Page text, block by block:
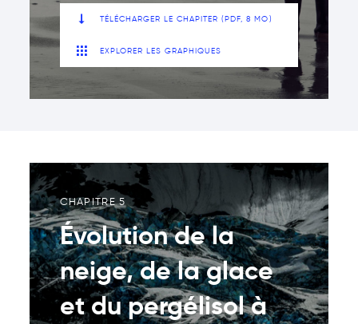
TÉLÉCHARGER LE CHAPITER (PDF, 8 MO)
EXPLORER LES GRAPHIQUES
CHAPITRE 5
Évolution de la
neige, de la glace
et du pergélisol à